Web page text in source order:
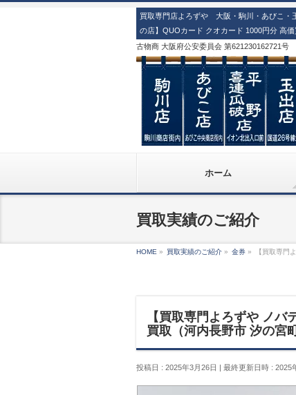
買取専門店よろずや 大阪・駒川・あびこ・
の店】QUOカード クオカード 1000円分 高
古物商 大阪府公安委員会 第621230162721号
ホーム
買取実績のご紹介
HOME » 買取実績のご紹介 » 金券 » 【買取専門
【買取専門よろずや ノ
買取（河内長野市 汐の宮
投稿日 : 2025年3月26日 最終更新日時 : 2025